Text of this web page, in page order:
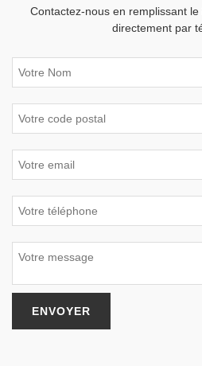
Contactez-nous en remplissant
directement par